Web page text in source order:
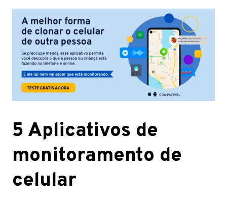
5 Aplicativos de
monitoramento de
celular